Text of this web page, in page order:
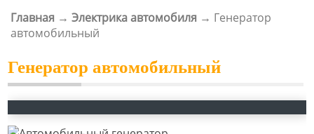
ВЫ ЗДЕСЬ
Главная → Электрика автомобиля → Генератор
автомобильный
Генератор автомобильный